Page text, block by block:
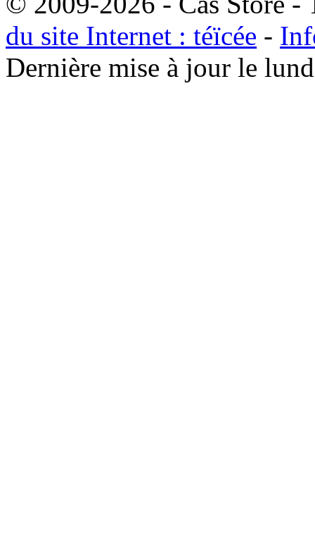
du site Internet : téïcée -
Dernière mise à jour le